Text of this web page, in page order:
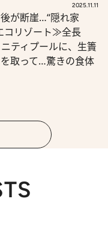
2025.11.11
が断崖…“隠れ家
コリゾート≫全長
ティプールに、生簀
取って…驚きの食体